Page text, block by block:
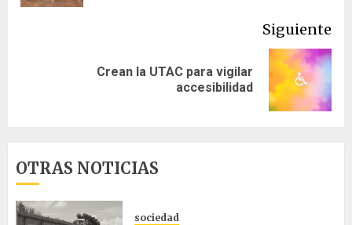
Siguiente
Crean la UTAC para vigilar
accesibilidad
OTRAS NOTICIAS
sociedad